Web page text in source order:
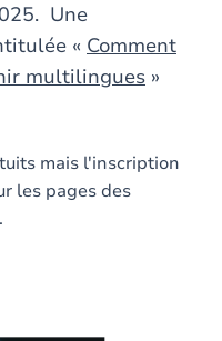
Une
« Comment
multilingues »
mais l'inscription
les pages des